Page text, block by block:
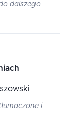
dalszego
i